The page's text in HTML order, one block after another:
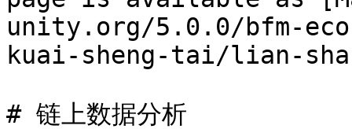
unity.org/5.0.0/bfm-
kuai-sheng-tai/lian-
# 链上数据分析